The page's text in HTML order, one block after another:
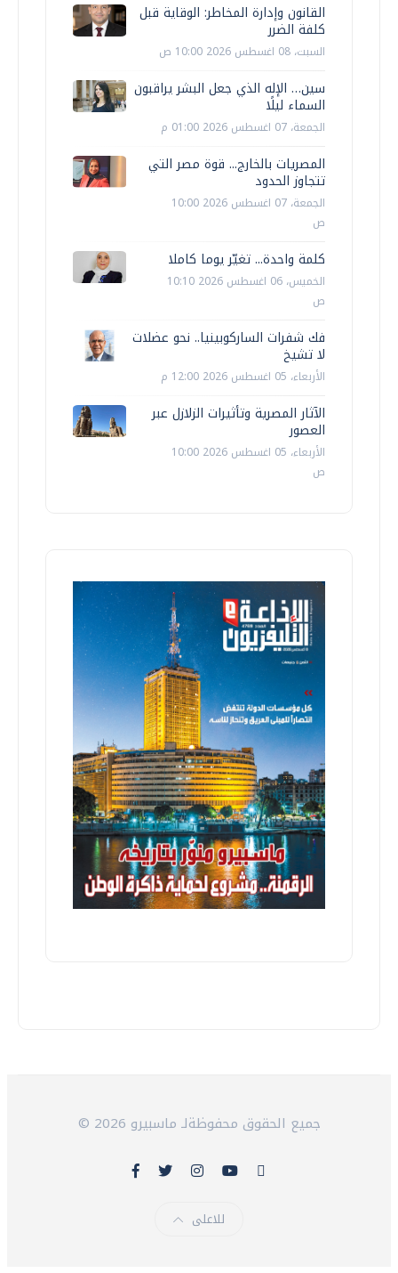
القانون وإدارة المخاطر: الوقاية قبل
كلفة الضرر
السبت، 08 اغسطس 2026 10:00 ص
سين… الإله الذي جعل البشر يراقبون
السماء ليلًا
الجمعة، 07 اغسطس 2026 01:00 م
المصريات بالخارج... قوة مصر التي
تتجاوز الحدود
الجمعة، 07 اغسطس 2026 10:00
ص
كلمة واحدة... تغيّر يوما كاملا
الخميس، 06 اغسطس 2026 10:10
ص
فك شفرات الساركوبينيا.. نحو عضلات
لا تشيخ
الأربعاء، 05 اغسطس 2026 12:00 م
الآثار المصرية وتأثيرات الزلازل عبر
العصور
الأربعاء، 05 اغسطس 2026 10:00
ص
© 2026 جميع الحقوق محفوظةلـ ماسبيرو
للاعلى